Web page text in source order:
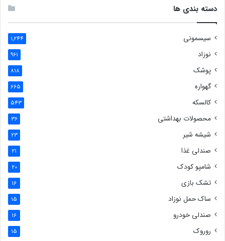
دسته بندی ها
سیسمونی 1,244
نوزاد 961
پوشک 818
گهواره 665
کالسکه 543
محصولات بهداشتی 36
شیشه شیر 23
صندلی غذا 21
شامپو کودک 20
تشک بازی 16
ساک حمل نوزاد 15
صندلی خودرو 16
روروک 15